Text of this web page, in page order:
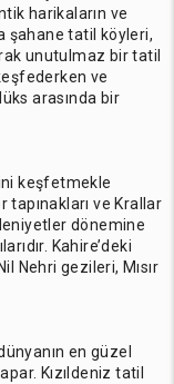
harikaların ve
şahane tatil köyleri,
unutulmaz bir tatil
ve
arasında bir
keşfetmekle
tapınakları ve Krallar
dönemine
Kahire’deki
Nehri gezileri, Mısır
en güzel
Kızıldeniz tatil